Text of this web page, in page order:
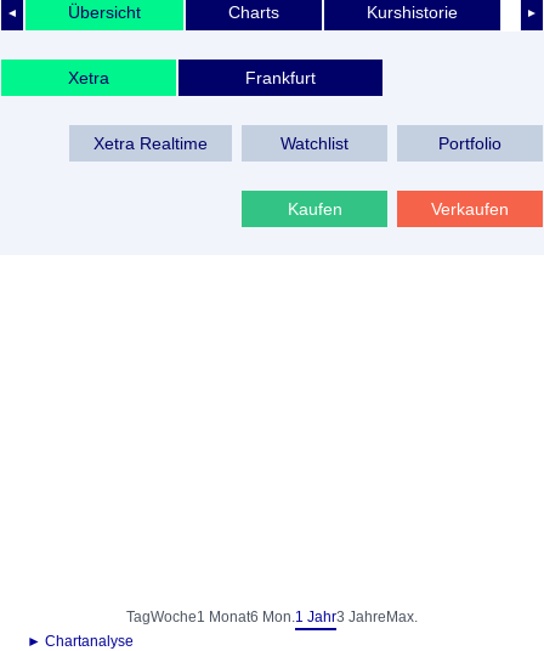
◄ ►
Übersicht Charts Kurshistorie
Xetra Frankfurt
Xetra Realtime Watchlist Portfolio
Kaufen Verkaufen
TagWoche1 Monat6 Mon.1 Jahr3 Jahre Max.
► Chartanalyse